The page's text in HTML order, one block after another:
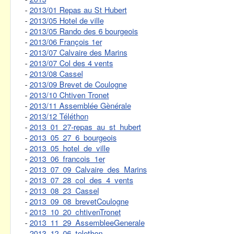
- 2013/01 Repas au St Hubert
- 2013/05 Hotel de ville
- 2013/05 Rando des 6 bourgeois
- 2013/06 François 1er
- 2013/07 Calvaire des Marins
- 2013/07 Col des 4 vents
- 2013/08 Cassel
- 2013/09 Brevet de Coulogne
- 2013/10 Chtiven Tronet
- 2013/11 Assemblée Gènérale
- 2013/12 Téléthon
- 2013_01_27-repas_au_st_hubert
- 2013_05_27_6_bourgeois
- 2013_05_hotel_de_ville
- 2013_06_francois_1er
- 2013_07_09_Calvaire_des_Marins
- 2013_07_28_col_des_4_vents
- 2013_08_23_Cassel
- 2013_09_08_brevetCoulogne
- 2013_10_20_chtivenTronet
- 2013_11_29_AssembleeGenerale